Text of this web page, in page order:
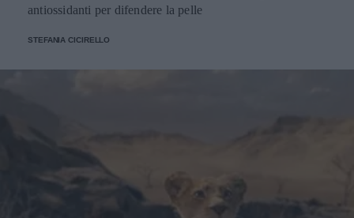
antiossidanti per difendere la pelle
STEFANIA CICIRELLO